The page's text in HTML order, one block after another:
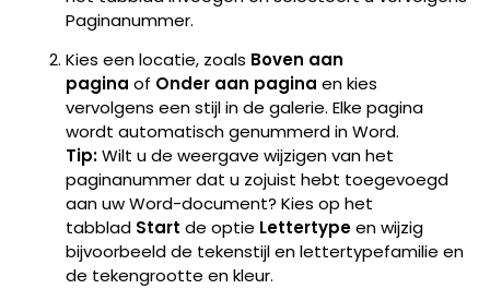
Kies een locatie, zoals Boven aan
pagina of Onder aan pagina en kies
vervolgens een stijl in de galerie. Elke pagina
wordt automatisch genummerd in Word.
Tip:Wilt u de weergave wijzigen van het
paginanummer dat u zojuist hebt toegevoegd
aan uw Word-document? Kies op het
tabblad Start de optie Lettertypeen wijzig
bijvoorbeeld de tekenstijl en lettertypefamilie en
de tekengrootte en kleur.